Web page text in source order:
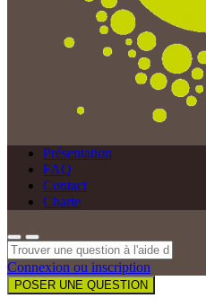
Présentation
FAQ
Contact
Charte
Connexion ou inscription
POSER UNE QUESTION